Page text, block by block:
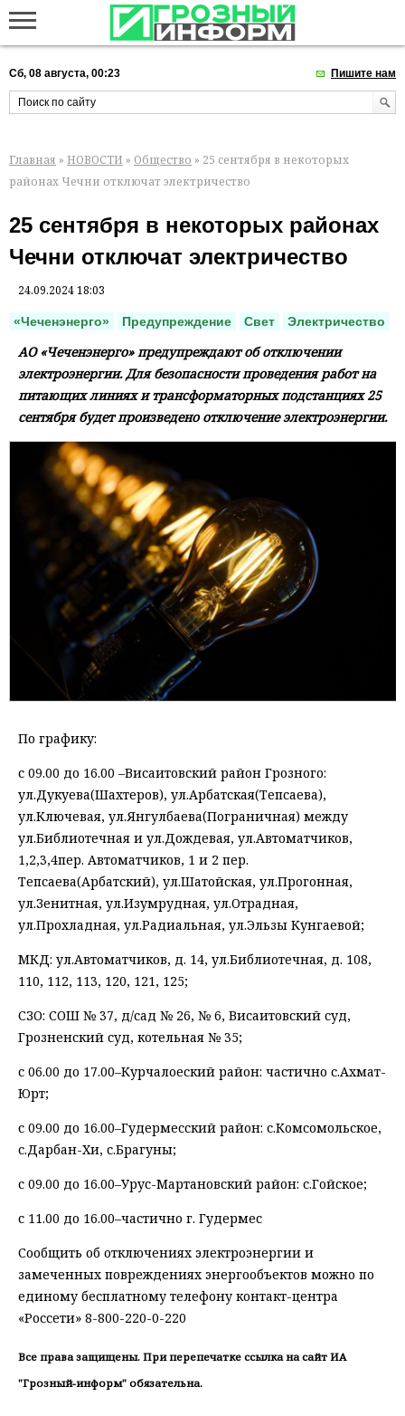
Сб, 08 августа, 00:23 Пишите нам
Главная » НОВОСТИ » Общество » 25 сентября в некоторых
районах Чечни отключат электричество
25 сентября в некоторых районах
Чечни отключат электричество
24.09.2024 18:03
«Чеченэнерго» Предупреждение Свет Электричество
АО «Чеченэнерго» предупреждают об отключении
электроэнергии. Для безопасности проведения работ на
питающих линиях и трансформаторных подстанциях 25
сентября будет произведено отключение электроэнергии.
По графику:
с 09.00 до 16.00 –Висаитовский район Грозного:
ул.Дукуева(Шахтеров), ул.Арбатская(Тепсаева),
ул.Ключевая, ул.Янгулбаева(Пограничная) между
ул.Библиотечная и ул.Дождевая, ул.Автоматчиков,
1,2,3,4пер. Автоматчиков, 1 и 2 пер.
Тепсаева(Арбатский), ул.Шатойская, ул.Прогонная,
ул.Зенитная, ул.Изумрудная, ул.Отрадная,
ул.Прохладная, ул.Радиальная, ул.Эльзы Кунгаевой;
МКД: ул.Автоматчиков, д. 14, ул.Библиотечная, д. 108,
110, 112, 113, 120, 121, 125;
СЗО: СОШ № 37, д/сад № 26, № 6, Висаитовский суд,
Грозненский суд, котельная № 35;
с 06.00 до 17.00–Курчалоеский район: частично с.Ахмат-
Юрт;
с 09.00 до 16.00–Гудермесский район: с.Комсомольское,
с.Дарбан-Хи, с.Брагуны;
с 09.00 до 16.00–Урус-Мартановский район: с.Гойское;
с 11.00 до 16.00–частично г. Гудермес
Сообщить об отключениях электроэнергии и
замеченных повреждениях энергообъектов можно по
единому бесплатному телефону контакт-центра
«Россети» 8-800-220-0-220
Все права защищены. При перепечатке ссылка на сайт ИА
"Грозный-информ" обязательна.